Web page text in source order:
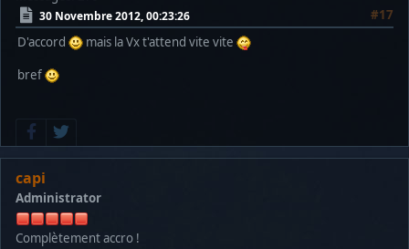
30 Novembre 2012, 00:23:26
#17
D'accord
mais la Vx t'attend vite vite
bref
capi
Administrator
Complètement accro !